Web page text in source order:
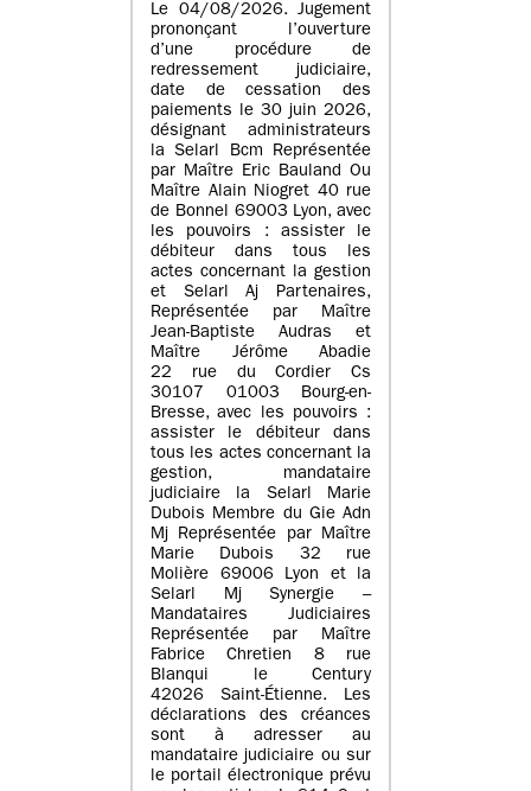
Le 04/08/2026. Jugement
prononçant l’ouverture
d’une procédure de
redressement judiciaire,
date de cessation des
paiements le 30 juin 2026,
désignant administrateurs
la Selarl Bcm Représentée
par Maître Eric Bauland Ou
Maître Alain Niogret 40 rue
de Bonnel 69003 Lyon, avec
les pouvoirs : assister le
débiteur dans tous les
actes concernant la gestion
et Selarl Aj Partenaires,
Représentée par Maître
Jean-Baptiste Audras et
Maître Jérôme Abadie
22 rue du Cordier Cs
30107 01003 Bourg-en-
Bresse, avec les pouvoirs :
assister le débiteur dans
tous les actes concernant la
gestion, mandataire
judiciaire la Selarl Marie
Dubois Membre du Gie Adn
Mj Représentée par Maître
Marie Dubois 32 rue
Molière 69006 Lyon et la
Selarl Mj Synergie –
Mandataires Judiciaires
Représentée par Maître
Fabrice Chretien 8 rue
Blanqui le Century
42026 Saint-Étienne. Les
déclarations des créances
sont à adresser au
mandataire judiciaire ou sur
le portail électronique prévu